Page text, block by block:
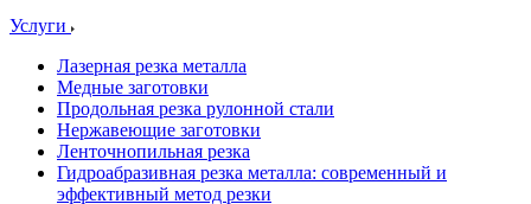
Услуги
Лазерная резка металла
Медные заготовки
Продольная резка рулонной стали
Нержавеющие заготовки
Ленточнопильная резка
Гидроабразивная резка металла: современный и
эффективный метод резки